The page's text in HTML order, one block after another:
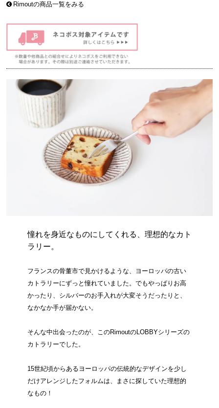
Rimoutの商品一覧をみる
憧れを身近なものにしてくれる、理想的なカト
ラリー。
フランスの骨董市で見かけるような、ヨーロッパの古い
カトラリーにずっと憧れていました。でもやっぱりお高
かったり、シルバーのお手入れが大変そうだったりと、
なかなか手が届かない。
そんな中出会ったのが、このRimoutのLOBBYシリーズの
カトラリーでした。
15世紀頃からあるヨーロッパの伝統的なデザインを少し
だけアレンジしたフォルムは、まさに探していた理想的
なもの！